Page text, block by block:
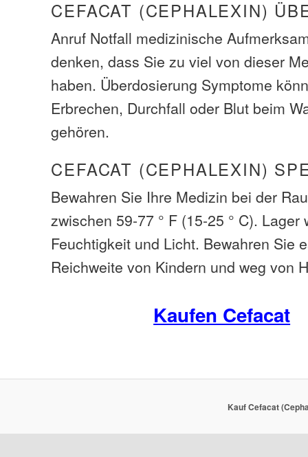
CEFACAT (CEPHALEXIN)
Anruf Notfall medizinische
denken, dass Sie zu viel von dieser
haben. Überdosierung Symptome
Erbrechen, Durchfall oder Blut beim
gehören.
CEFACAT (CEPHALEXIN)
Bewahren Sie Ihre Medizin bei der
zwischen 59-77 ° F (15-25 ° C). Lager
Feuchtigkeit und Licht. Bewahren Sie
Reichweite von Kindern und weg von
Kaufen Cefacat
Kauf Cefacat